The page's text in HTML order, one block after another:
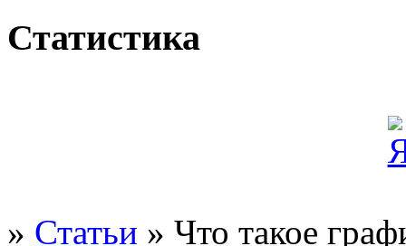
Статистика
» Статьи » Что такое